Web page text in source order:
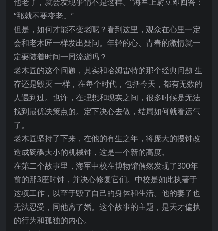
“那就不要变老。”
但是，如何才能不变老呢？看到这里，观众在心里一定
会和老木匠一样发出疑问。年轻的心、青春的激情就一
定要随着时间一同流逝吗？
老木匠的这个问题，其实和哈姆雷特的那个经典问题 生
存还是毁灭 一样，在每个时代，包括今天，都有无数的
人遇到过。也许，在理想和现实之间，很多时候是无法
找到最优决策点的。定下决心去做，结局如何就看运气
了。
老木匠坚持了下来，在他的有生之年，将庞大的摆钟改
造成碗碟大小的机械钟，这是一个新的高度。
在第二个故事里，海军中校在博物馆偶然发现了300年
前的那3座时钟，并决心修复它们。中校是如此执著于
这项工作，以至于毁了自己的身体和生活。他的妻子也
无法忍受，同他离了婚。这个故事的主题，是天才偏执
的行为和孤独的内心。